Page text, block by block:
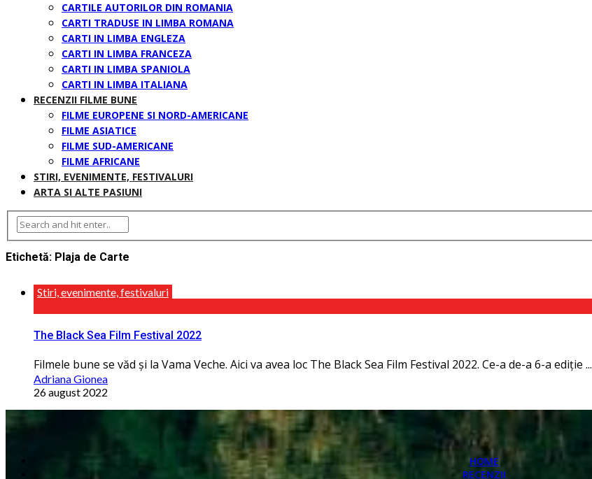
CARTILE AUTORILOR DIN ROMANIA
CARTI TRADUSE IN LIMBA ROMANA
CARTI IN LIMBA ENGLEZA
CARTI IN LIMBA FRANCEZA
CARTI IN LIMBA SPANIOLA
CARTI IN LIMBA ITALIANA
RECENZII FILME BUNE
FILME EUROPENE SI NORD-AMERICANE
FILME ASIATICE
FILME SUD-AMERICANE
FILME AFRICANE
STIRI, EVENIMENTE, FESTIVALURI
ARTA SI ALTE PASIUNI
Etichetă: Plaja de Carte
Stiri, evenimente, festivaluri
The Black Sea Film Festival 2022
Filmele bune se văd și la Vama Veche. Aici va avea loc The Black Sea Film Festival 2022. Ce-a de-a 6-a ediţie ...
Adriana Gionea
26 august 2022
HOME
RECENZII